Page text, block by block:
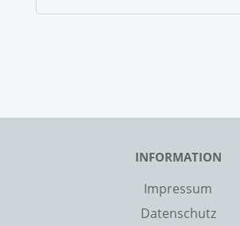
INFORMATION
Impressum
Datenschutz